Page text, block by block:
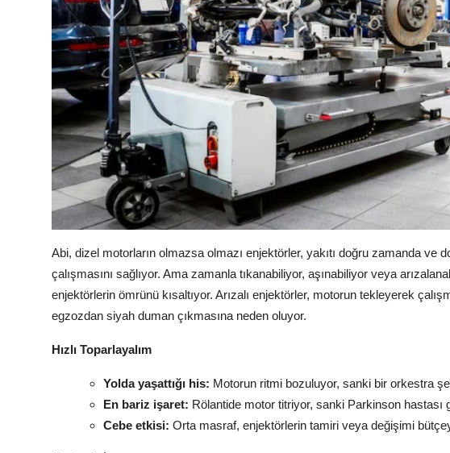
Abi, dizel motorların olmazsa olmazı enjektörler, yakıtı doğru zamanda
çalışmasını sağlıyor. Ama zamanla tıkanabiliyor, aşınabiliyor veya
enjektörlerin ömrünü kısaltıyor. Arızalı enjektörler, motorun tekleyerek
egzozdan siyah duman çıkmasına neden oluyor.
Hızlı Toparlayalım
Yolda yaşattığı his: Motorun ritmi bozuluyor, sanki bir orkestra
En bariz işaret: Rölantide motor titriyor, sanki Parkinson hastası
Cebe etkisi: Orta masraf, enjektörlerin tamiri veya değişimi